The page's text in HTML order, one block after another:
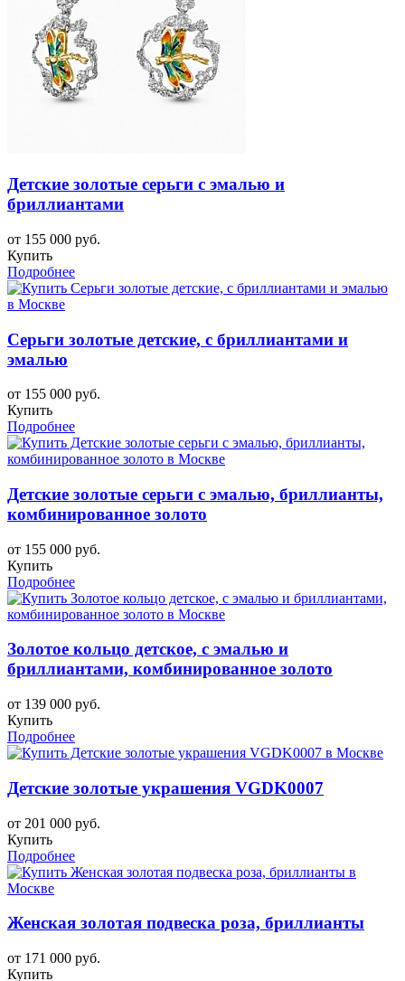
Детские золотые серьги с эмалью и
бриллиантами
от 155 000 руб.
Купить
Подробнее
Серьги золотые детские, с бриллиантами и
эмалью
от 155 000 руб.
Купить
Подробнее
Детские золотые серьги с эмалью, бриллианты,
комбинированное золото
от 155 000 руб.
Купить
Подробнее
Золотое кольцо детское, с эмалью и
бриллиантами, комбинированное золото
от 139 000 руб.
Купить
Подробнее
Детские золотые украшения VGDK0007
от 201 000 руб.
Купить
Подробнее
Женская золотая подвеска роза, бриллианты
от 171 000 руб.
Купить